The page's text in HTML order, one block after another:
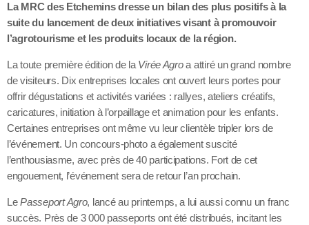
La MRC des Etchemins dresse un bilan des plus positifs à la
suite du lancement de deux initiatives visant à promouvoir
l’agrotourisme et les produits locaux de la région.
La toute première édition de la Virée Agroa attiré un grand nombre
de visiteurs. Dix entreprises locales ont ouvert leurs portes pour
offrir dégustations et activités variées : rallyes, ateliers créatifs,
caricatures, initiation à l’orpaillage et animation pour les enfants.
Certaines entreprises ont même vu leur clientèle tripler lors de
l’événement. Un concours-photo a également suscité
l’enthousiasme, avec près de 40 participations. Fort de cet
engouement, l’événement sera de retour l’an prochain.
LePasseport Agro, lancé au printemps, a lui aussi connu un franc
succès. Près de 3 000 passeports ont été distribués, incitant les